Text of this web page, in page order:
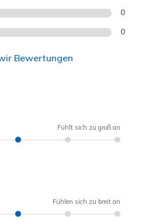
0
0
Bewertungen
Fühlt sich zu groß an
Fühlen sich zu breit an